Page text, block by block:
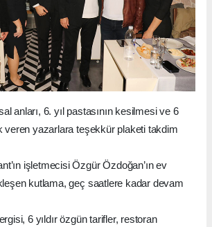
anları, 6. yıl pastasının kesilmesi ve 6
veren yazarlara teşekkür plaketi takdim
işletmecisi Özgür Özdoğan’ın ev
kutlama, geç saatlere kadar devam
6 yıldır özgün tarifler, restoran